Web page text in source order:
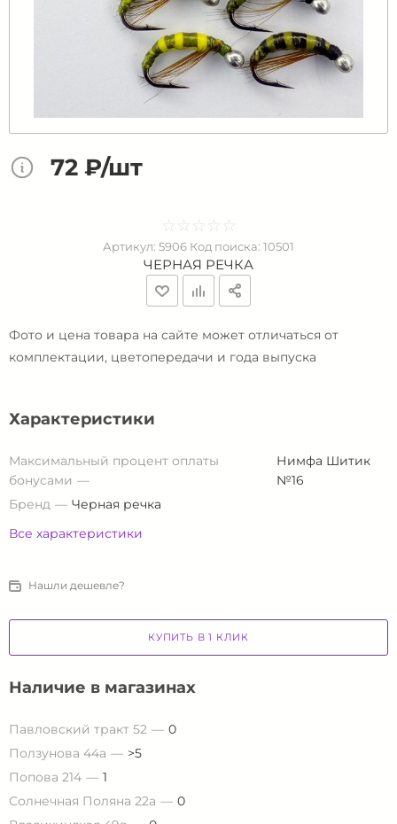
72 ₽/шт
☆ ☆ ☆ ☆ ☆
★ ★ ★ ★ ★
Артикул: 5906 Код поиска: 10501
ЧЕРНАЯ РЕЧКА
Фото и цена товара на сайте может отличаться от
комплектации, цветопередачи и года выпуска
Характеристики
Максимальный процент оплаты
бонусами
Нимфа Шитик
№16
Бренд
Черная речка
Все характеристики
Нашли дешевле?
КУПИТЬ В 1 КЛИК
Наличие в магазинах
Павловский тракт 52
0
Ползунова 44а
>5
Попова 214
1
Солнечная Поляна 22а
0